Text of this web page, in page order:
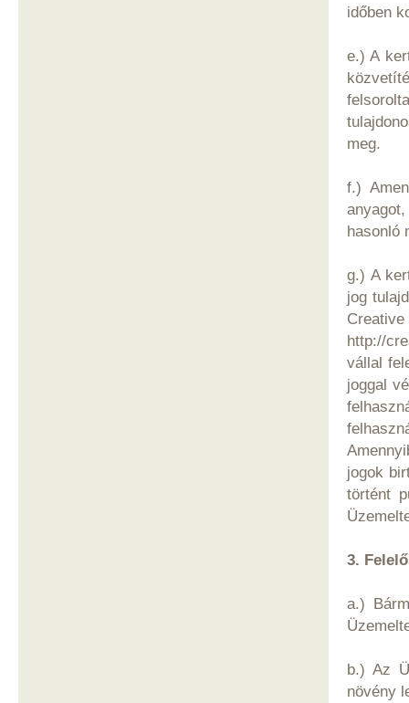
időben
e.) A
meg.
f.)
hasonló
g.) A
jog
http://
vállal
joggal
jogok
történt
3.
a.)
b.) Az
növény